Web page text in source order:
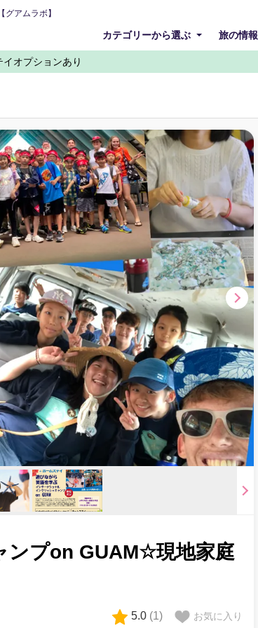
アムラボ】
カテゴリーから選ぶ 旅の情報
オプションあり
ンプon GUAM☆現地家庭
5.0 (1) お気に入り